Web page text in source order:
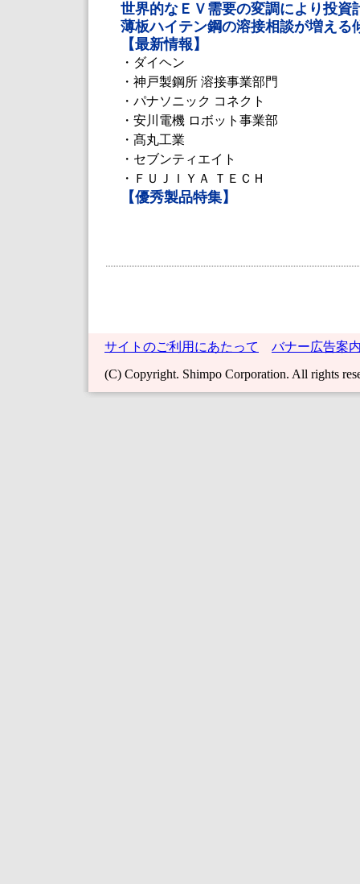
世界的なＥＶ需要の変調により投資
薄板ハイテン鋼の溶接相談が増える
【最新情報】
・ダイヘン
・神戸製鋼所 溶接事業部門
・パナソニック コネクト
・安川電機 ロボット事業部
・髙丸工業
・セブンティエイト
・ＦＵＪＩＹＡ ＴＥＣＨ
【優秀製品特集】
サイトのご利用にあたって
バナー広告案
(C) Copyright. Shimpo Corporation. All rights